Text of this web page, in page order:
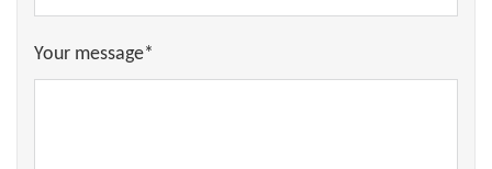
Your message*